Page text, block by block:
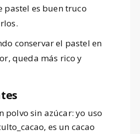
pastel es buen truco
conservar el pastel en
queda más rico y
polvo sin azúcar: yo uso
es un cacao